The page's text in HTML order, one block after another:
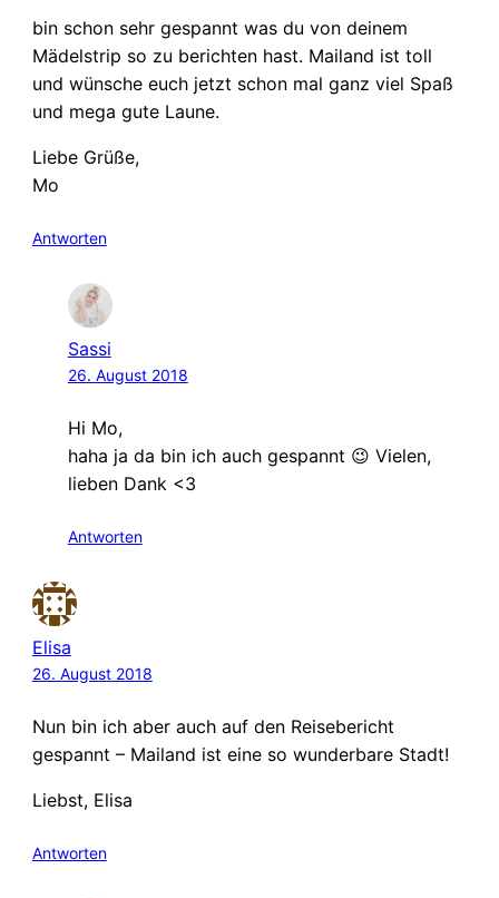
bin schon sehr gespannt was du von deinem
Mädelstrip so zu berichten hast. Mailand ist toll
und wünsche euch jetzt schon mal ganz viel Spaß
und mega gute Laune.
Liebe Grüße,
Mo
Antworten
Sassi
26. August 2018
Hi Mo,
haha ja da bin ich auch gespannt 😉 Vielen,
lieben Dank <3
Antworten
Elisa
26. August 2018
Nun bin ich aber auch auf den Reisebericht
gespannt – Mailand ist eine so wunderbare Stadt!
Liebst, Elisa
Antworten